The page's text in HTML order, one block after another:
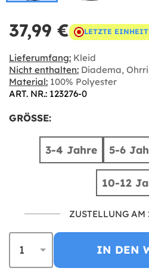
37,99 € LETZTE
Lieferumfang: Kleid
Nicht enthalten: Diadema,
Material: 100% Polyester
ART. NR.: 123276-0
GRÖSSE:
3-4 Jahre 5-6
10-12
ZUSTELLUNG
IN DEN